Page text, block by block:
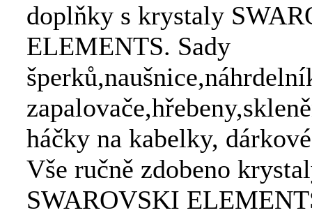
doplňky s krystaly
ELEMENTS. Sady
háčky na kabelky,
Vše ručně zdobeno
SWAROVSKI